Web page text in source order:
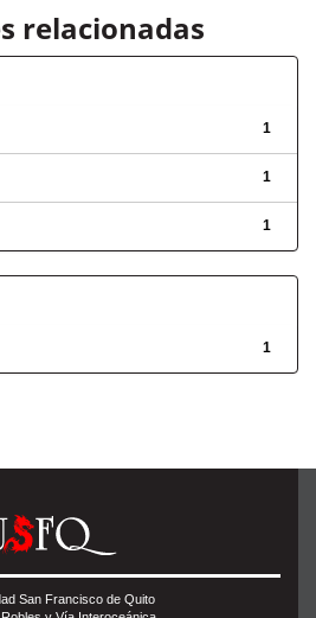
relacionadas
1
1
1
1
San Francisco de Quito